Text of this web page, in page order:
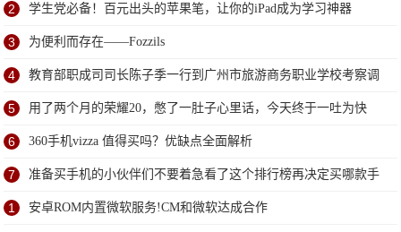
2 学生党必备！百元出头的苹果笔，让你的iPad成为学习神器
3 为便利而存在——Fozzils
4 教育部职成司司长陈子季一行到广州市旅游商务职业学校考察调
研
5 用了两个月的荣耀20，憋了一肚子心里话，今天终于一吐为快
6 360手机vizza 值得买吗？优缺点全面解析
7 准备买手机的小伙伴们不要着急看了这个排行榜再决定买哪款手
机吧
1 安卓ROM内置微软服务!CM和微软达成合作